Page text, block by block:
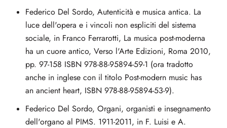
Federico Del Sordo, Autenticità e musica antica. La
luce dell'opera e i vincoli non espliciti del sistema
sociale, in Franco Ferrarotti, La musica post-moderna
ha un cuore antico, Verso l'Arte Edizioni, Roma 2010,
pp. 97-158 ISBN 978-88-95894-59-1 (ora tradotto
anche in inglese con il titolo Post-modern music has
an ancient heart, ISBN 978-88-95894-53-9).
Federico Del Sordo, Organi, organisti e insegnamento
dell'organo al PIMS. 1911-2011, in F. Luisi e A.